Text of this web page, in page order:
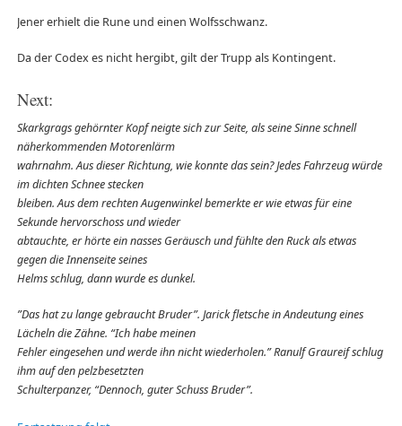
Jener erhielt die Rune und einen Wolfsschwanz.
Da der Codex es nicht hergibt, gilt der Trupp als Kontingent.
Next:
Skarkgrags gehörnter Kopf neigte sich zur Seite, als seine Sinne schnell
näherkommenden Motorenlärm
wahrnahm. Aus dieser Richtung, wie konnte das sein? Jedes Fahrzeug würde
im dichten Schnee stecken
bleiben. Aus dem rechten Augenwinkel bemerkte er wie etwas für eine
Sekunde hervorschoss und wieder
abtauchte, er hörte ein nasses Geräusch und fühlte den Ruck als etwas
gegen die Innenseite seines
Helms schlug, dann wurde es dunkel.
”Das hat zu lange gebraucht Bruder”. Jarick fletsche in Andeutung eines
Lächeln die Zähne. “Ich habe meinen
Fehler eingesehen und werde ihn nicht wiederholen.” Ranulf Graureif schlug
ihm auf den pelzbesetzten
Schulterpanzer, “Dennoch, guter Schuss Bruder”.